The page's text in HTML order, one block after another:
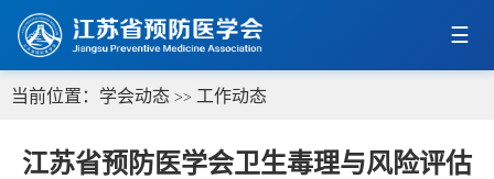
当前位置： 学会动态 >> 工作动态
江苏省预防医学会卫生毒理与风险评估